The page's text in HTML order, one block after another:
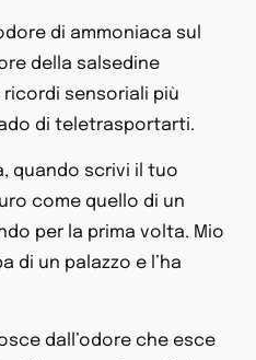
di ammoniaca sul
della salsedine
sensoriali più
di teletrasportarti.
quando scrivi il tuo
come quello di un
per la prima volta. Mio
di un palazzo e l’ha
dall’odore che esce